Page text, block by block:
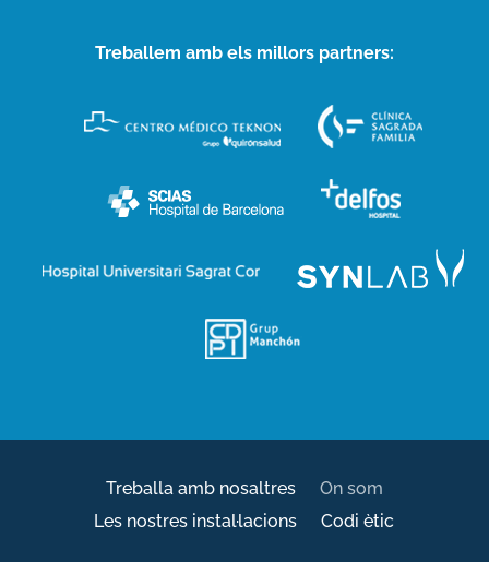
Treballem amb els millors partners:
Treballa amb nosaltres
On som
Les nostres instal·lacions
Codi ètic